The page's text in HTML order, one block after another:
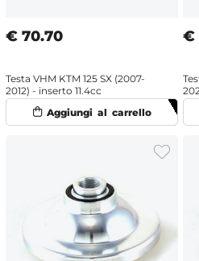
€ 70.70
Testa VHM KTM 125 SX (2007-
2012) - inserto 11.4cc
€